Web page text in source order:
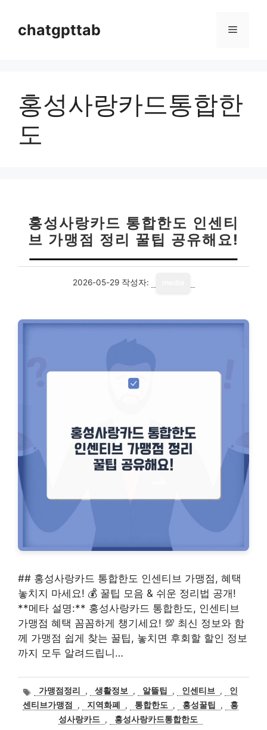
chatgpttab 메
홍성사랑카드통합한
도
홍성사랑카드 통합한도 인센티
브 가맹점 정리 꿀팁 공유해요!
2026-05-29 작성자:
## 홍성사랑카드 통합한도 인센티브 가맹점, 혜택
놓치지 마세요! 💰 꿀팁 모음 & 쉬운 정리법 공개!
**메타 설명:** 홍성사랑카드 통합한도, 인센티브
가맹점 혜택 꼼꼼하게 챙기세요! 💯 최신 정보와 함
께 가맹점 쉽게 찾는 꿀팁, 놓치면 후회할 할인 정보
까지 모두 알려드립니…
태
그
가맹점정리 , 생활정보 , 알뜰팁 , 인센티브 ,
인
센티브가맹점
, 지역화폐 , 통합한도 , 홍성꿀팁 ,
홍
성사랑카드 , 홍성사랑카드통합한도